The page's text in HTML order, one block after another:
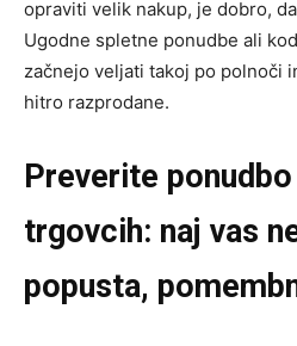
opraviti velik nakup, je dobro,
Ugodne spletne ponudbe ali
začnejo veljati takoj po polnoči
hitro razprodane.
Preverite
trgovcih: naj vas
popusta,